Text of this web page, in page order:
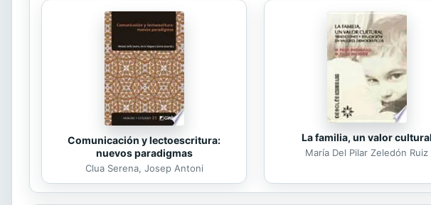
Comunicación y lectoescritura:
nuevos paradigmas
Clua Serena, Josep Antoni
La familia, un valor cultural
María Del Pilar Zeledón Ruiz